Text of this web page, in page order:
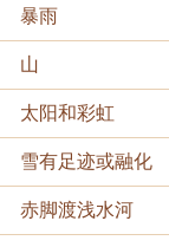
暴雨
山
太阳和彩虹
雪有足迹或融化
赤脚渡浅水河